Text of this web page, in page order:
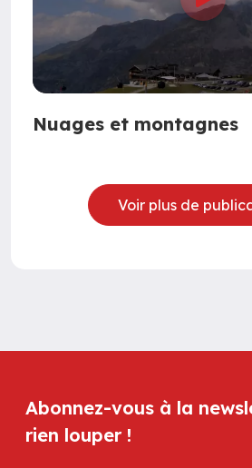
Nuages et montagnes
Voir plus de
Abonnez-vous à la
rien louper !